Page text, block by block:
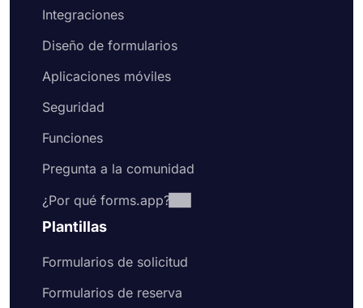
Integraciones
Diseño de formularios
Aplicaciones móviles
Seguridad
Funciones
Pregunta a la comunidad
¿Por qué forms.app?
Plantillas
Formularios de solicitud
Formularios de reserva